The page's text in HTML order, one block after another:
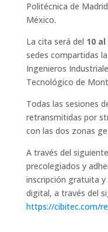
Politécnica de
México.
La cita será del 10
sedes compartidas
Ingenieros
Tecnológico de
Todas las sesiones
retransmitidas por
con las dos zonas
A través del
precolegiados y
inscripción gratuita
digital, a través del
https://cibitec.com/